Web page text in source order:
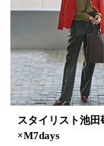
並び順
スタイリスト池田
×M7days